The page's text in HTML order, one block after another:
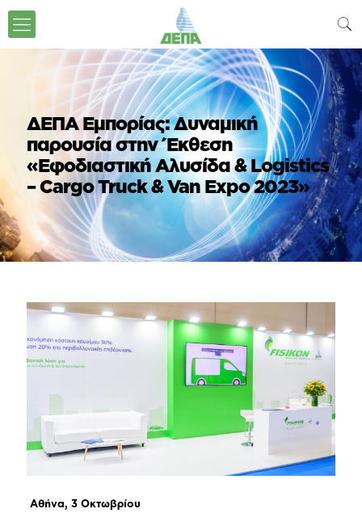
ΔΕΠΑ Εμπορίας: Δυναμική
παρουσία στην Έκθεση
«Εφοδιαστική Αλυσίδα & Logistics
– Cargo Truck & Van Expo 2023»
Aθήνα, 3 Οκτωβρίου